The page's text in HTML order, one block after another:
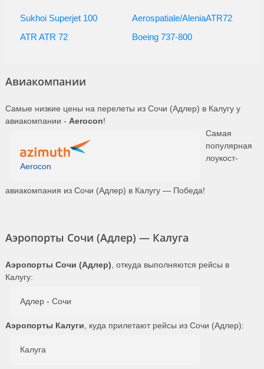
Sukhoi Superjet 100
Aerospatiale/AleniaATR72
ATR ATR 72
Boeing 737-800
Авиакомпании
Самые низкие цены на перелеты из Сочи (Адлер) в Калугу у
авиакомпании - Aerocon!
Aerocon
Самая
популярная
лоукост-
авиакомпания из Сочи (Адлер) в Калугу — Победа!
Аэропорты Сочи (Адлер) — Калуга
Аэропорты Сочи (Адлер) , откуда выполняются рейсы в
Калугу:
Адлер - Сочи
Аэропорты Калуги , куда прилетают рейсы из Сочи (Адлер):
Калуга